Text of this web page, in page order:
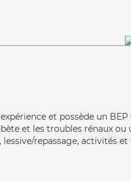
et possède un BEP
et les troubles rénaux ou
repassage, activités